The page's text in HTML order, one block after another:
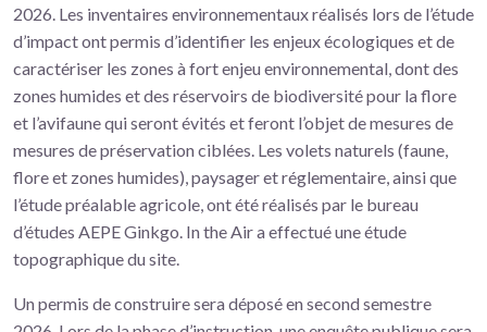
2026. Les inventaires environnementaux réalisés lors de l’étude
d’impact ont permis d’identifier les enjeux écologiques et de
caractériser les zones à fort enjeu environnemental, dont des
zones humides et des réservoirs de biodiversité pour la flore
et l’avifaune qui seront évités et feront l’objet de mesures de
mesures de préservation ciblées. Les volets naturels (faune,
flore et zones humides), paysager et réglementaire, ainsi que
l’étude préalable agricole, ont été réalisés par le bureau
d’études AEPE Ginkgo. In the Air a effectué une étude
topographique du site.
Un permis de construire sera déposé en second semestre